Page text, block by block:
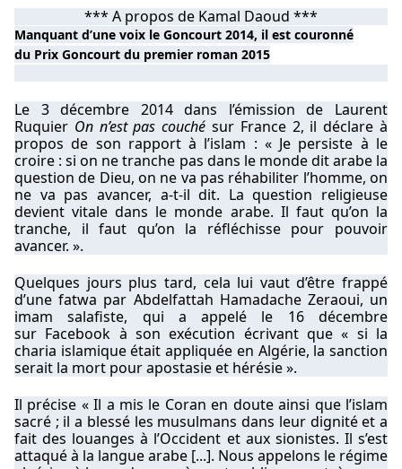
*** A propos de Kamal Daoud ***
Manquant d’une voix le Goncourt 2014, il est couronné
du Prix Goncourt du premier roman 2015
Le 3 décembre 2014 dans l’émission de Laurent
Ruquier On n’est pas couché sur France 2, il déclare à
propos de son rapport à l’islam : « Je persiste à le
croire : si on ne tranche pas dans le monde dit arabe la
question de Dieu, on ne va pas réhabiliter l’homme, on
ne va pas avancer, a-t-il dit. La question religieuse
devient vitale dans le monde arabe. Il faut qu’on la
tranche, il faut qu’on la réfléchisse pour pouvoir
avancer. ».
Quelques jours plus tard, cela lui vaut d’être frappé
d’unefatwa par Abdelfattah Hamadache Zeraoui, un
imamsalafiste, qui a appelé le 16 décembre
sur Facebook à son exécution écrivant que « si la
charia islamique était appliquée en Algérie, la sanction
serait la mort pour apostasie et hérésie ».
Il précise « Il a mis le Coran en doute ainsi que l’islam
sacré ; il a blessé les musulmans dans leur dignité et a
fait des louanges à l’Occident et aux sionistes. Il s’est
attaqué à la langue arabe [...]. Nous appelons le régime